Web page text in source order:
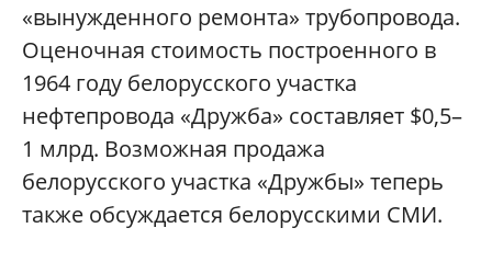
«вынужденного ремонта» трубопровода.
Оценочная стоимость построенного в
1964 году белорусского участка
нефтепровода «Дружба» составляет $0,5–
1 млрд. Возможная продажа
белорусского участка «Дружбы» теперь
также обсуждается белорусскими СМИ.